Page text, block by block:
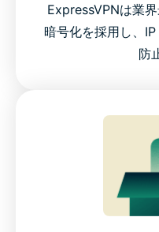
ExpressVPNは業
暗号化を採用し、IP
防